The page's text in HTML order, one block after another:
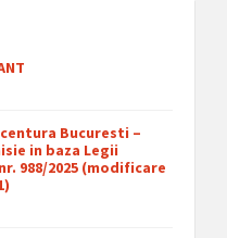
Bucuresti –
in baza Legii
988/2025 (modificare